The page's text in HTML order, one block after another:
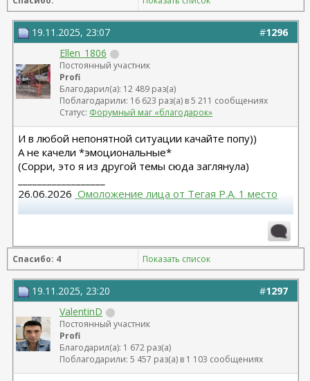
#1296
19.11.2025, 23:07
Ellen_1806
Постоянный участник
Profi
Благодарил(а): 12 489 раз(а)
Поблагодарили: 16 623 раз(а) в 5 211 сообщениях
Статус: Форумный маг «благодарок»
И в любой непонятной ситуации качайте попу))
А не качели *эмоциональные*
(Сорри, это я из другой темы сюда заглянула)
26.06.2026 Омоложение лица от Тегая Р.А. 1 место
surgeon.ru/showthread.php?t=27316
Круговая блефаропластика, 24.02.2023 г., Малышева
Н.А.- Не рекомендую.
Спасибо: 4 Показать список
#1297
19.11.2025, 23:20
ValentinD
Постоянный участник
Profi
Благодарил(а): 1 672 раз(а)
Поблагодарили: 5 457 раз(а) в 1 103 сообщениях